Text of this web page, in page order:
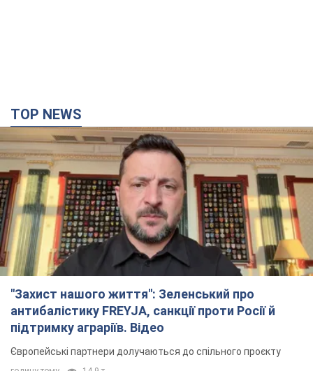
TOP NEWS
"Захист нашого життя": Зеленський про
антибалістику FREYJA, санкції проти Росії й
підтримку аграріїв. Відео
Європейські партнери долучаються до спільного проєкту